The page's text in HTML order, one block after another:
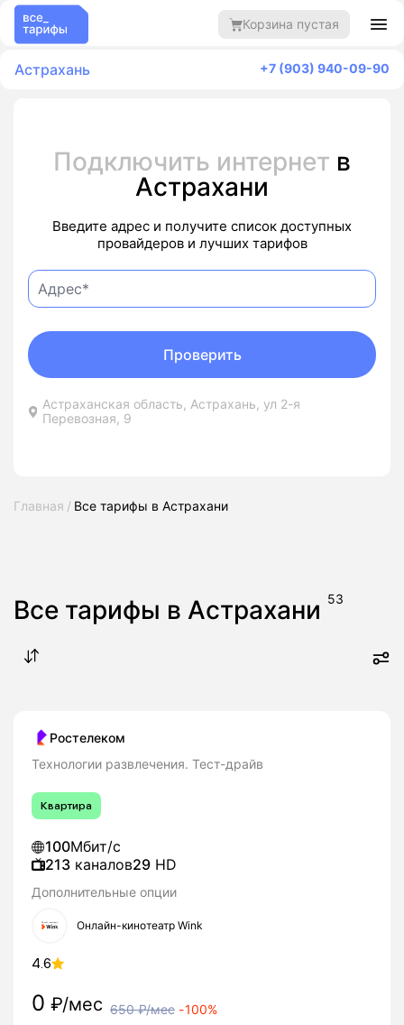
Корзина пустая
Астрахань +7 (903) 940-09-90
Подключить интернет в
Астрахани
Введите адрес и получите список доступных
провайдеров и лучших тарифов
Астраханская область, Астрахань, ул 2-я
Перевозная, 9
Проверить
Главная Все тарифы в Астрахани
Все тарифы в Астрахани 53
Ростелеком
Технологии развлечения. Тест-драйв
Квартира
100Мбит/с
213 каналов29 HD
Дополнительные опции
Онлайн-кинотеатр Wink
4.6
0 ₽/мес 650₽/мес -100%